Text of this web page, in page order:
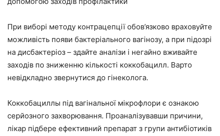
При виборі методу контрацепції обов’язково враховуйте
можливість появи бактеріального вагінозу, а при підозрі
на дисбактеріоз – здайте аналізи і негайно вживайте
заходів по зниженню кількості коккобацилл. Варто
невідкладно звернутися до гінеколога.
Коккобациллы під вагінальної мікрофлори є ознакою
серйозного захворювання. Проаналізувавши причини,
лікар підбере ефективний препарат з групи антибіотиків